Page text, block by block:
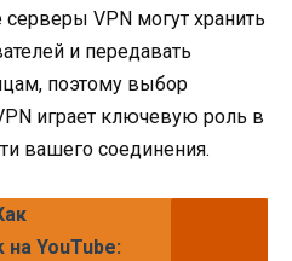
VPN могут хранить
и передавать
поэтому выбор
играет ключевую роль в
вашего соединения.
на YouTube: